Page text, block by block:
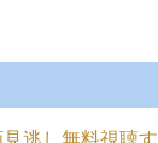
逃し無料視聴す